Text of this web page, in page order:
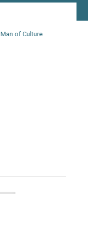
Man of Culture